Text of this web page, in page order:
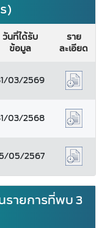
)
วันที่ได้รับ
ข้อมูล
ราย
ละเอียด
03/2569
03/2568
05/2567
รายการที่พบ 3